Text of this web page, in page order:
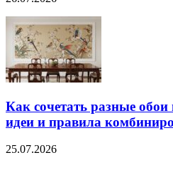
Как сочетать разные
идеи и правила
25.07.2026